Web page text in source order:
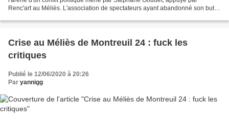
Renc'art au Méliès. L'association de spectateurs ayant abandonné son but
Crise au Méliès de Montreuil 24 : fuck les
critiques
Publié le 12/06/2020 à 20:26
Par yannigg